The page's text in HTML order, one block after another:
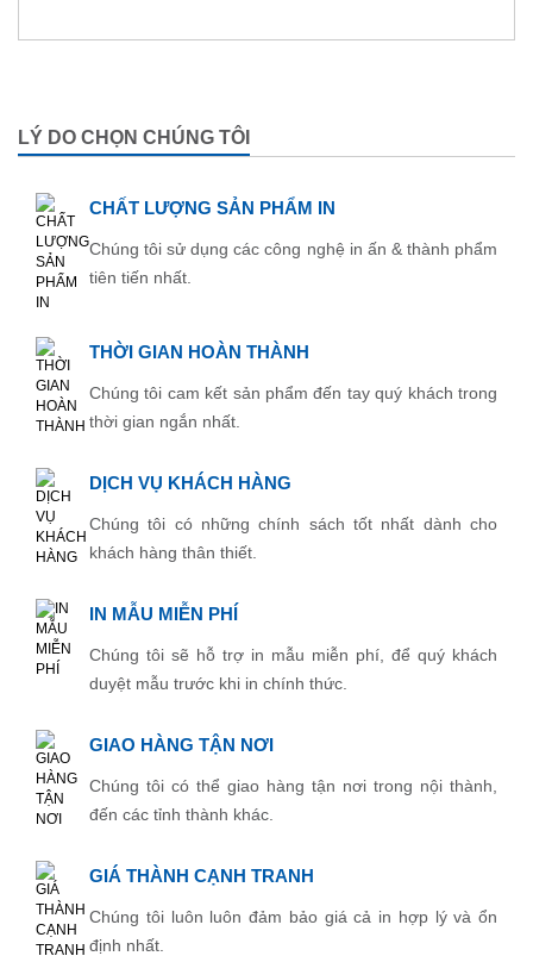
LÝ DO CHỌN CHÚNG TÔI
CHẤT LƯỢNG SẢN PHẨM IN
Chúng tôi sử dụng các công nghệ in ấn & thành phẩm
tiên tiến nhất.
THỜI GIAN HOÀN THÀNH
Chúng tôi cam kết sản phẩm đến tay quý khách trong
thời gian ngắn nhất.
DỊCH VỤ KHÁCH HÀNG
Chúng tôi có những chính sách tốt nhất dành cho
khách hàng thân thiết.
IN MẪU MIỄN PHÍ
Chúng tôi sẽ hỗ trợ in mẫu miễn phí, để quý khách
duyệt mẫu trước khi in chính thức.
GIAO HÀNG TẬN NƠI
Chúng tôi có thể giao hàng tận nơi trong nội thành,
đến các tỉnh thành khác.
GIÁ THÀNH CẠNH TRANH
Chúng tôi luôn luôn đảm bảo giá cả in hợp lý và ổn
định nhất.